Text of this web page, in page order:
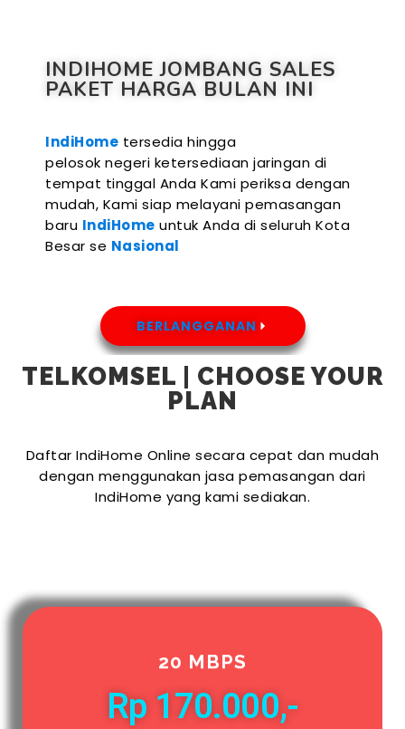
INDIHOME JOMBANG SALES
PAKET HARGA BULAN INI
IndiHome tersedia hingga
pelosok negeri ketersediaan jaringan di
tempat tinggal Anda Kami periksa dengan
mudah, Kami siap melayani pemasangan
baru IndiHome untuk Anda di seluruh Kota
Besar se Nasional
BERLANGGANAN
TELKOMSEL | CHOOSE YOUR
PLAN
Daftar IndiHome Online secara cepat dan mudah
dengan menggunakan jasa pemasangan dari
IndiHome yang kami sediakan.
20 MBPS
Rp 170.000,-